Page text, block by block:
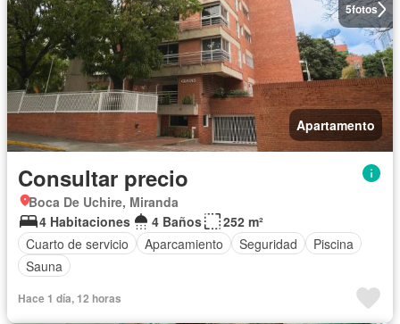
5fotos
Apartamento
Consultar precio
Boca De Uchire, Miranda
4 Habitaciones
4 Baños
252 m²
Cuarto de servicio
Aparcamiento Seguridad
Piscina
Sauna
Hace 1 día, 12 horas